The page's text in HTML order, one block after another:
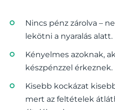
Nincs pénz zárolva –
lekötni a nyaralás alatt.
Kényelmes azoknak,
készpénzzel érkeznek.
Kisebb kockázat
mert az feltételek